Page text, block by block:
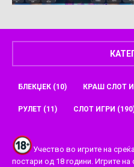
БЛЕКЏЕК (10) КРАШ СЛОТ
РУЛЕТ (11) СЛОТ ИГРИ
Учество во игрите на
постари од 18 години. Игрите